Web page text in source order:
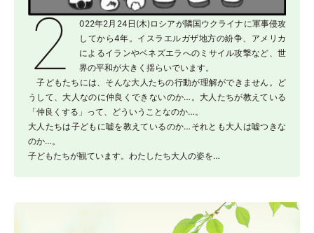
2
022年2月24日(木)ロシアが隣国ウクライナに軍事侵攻
してから4年。イスラエルガザ地方の紛争、アメリカ
によるイランやベネズエラへのミサイル攻撃など、世
界の平和が大きく揺らいでいます。
子どもたちには、そんな大人たちの行動が理解ができません。ど
うして、大人なのに仲良くできないのか…。大人たちが教えている
「仲良くする」って、どういうことなのか…。
大人たちは子どもに嘘を教えているのか…それとも大人は嘘つきな
のか…。
子どもたちが観ています。わたしたち大人の姿を…